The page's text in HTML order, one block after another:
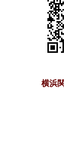
横浜